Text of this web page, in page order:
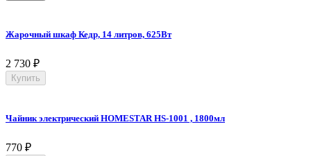
Жарочный шкаф Кедр, 14 литров, 625Вт
2 730 ₽
Купить
Чайник электрический HOMESTAR HS-1001 , 1800мл
770 ₽